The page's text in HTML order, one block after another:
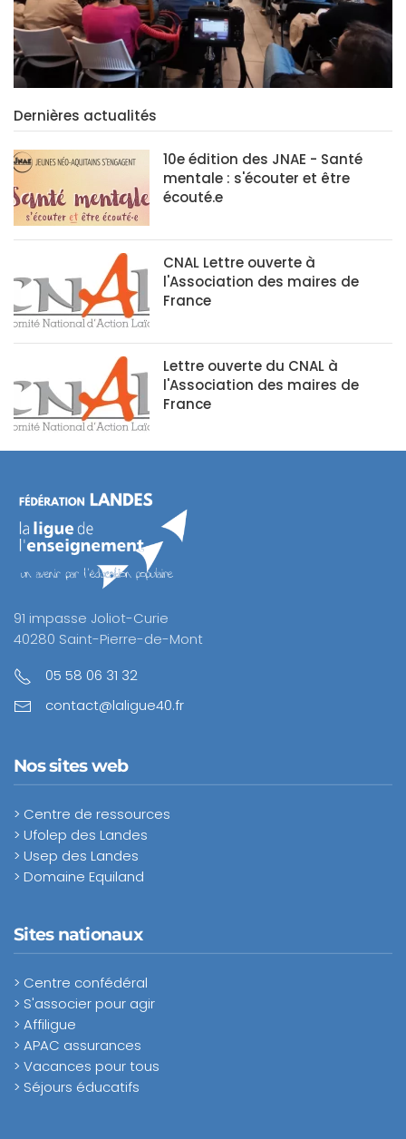
Dernières actualités
10e édition des JNAE - Santé
mentale : s'écouter et être
écouté.e
CNAL Lettre ouverte à
l'Association des maires de
France
Lettre ouverte du CNAL à
l'Association des maires de
France
91 impasse Joliot-Curie
40280 Saint-Pierre-de-Mont
05 58 06 31 32
contact@laligue40.fr
Nos sites web
> Centre de ressources
> Ufolep des Landes
> Usep des Landes
> Domaine Equiland
Sites nationaux
> Centre confédéral
> S'associer pour agir
> Affiligue
> APAC assurances
> Vacances pour tous
> Séjours éducatifs